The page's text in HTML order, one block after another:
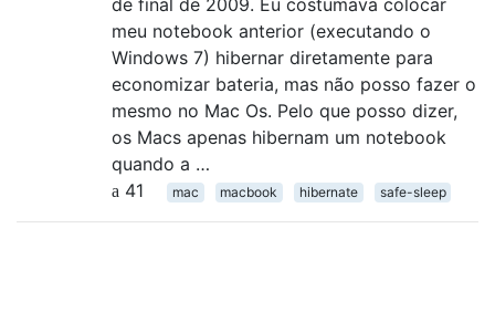
de final de 2009. Eu costumava colocar
meu notebook anterior (executando o
Windows 7) hibernar diretamente para
economizar bateria, mas não posso fazer o
mesmo no Mac Os. Pelo que posso dizer,
os Macs apenas hibernam um notebook
quando a …
41
mac macbook hibernate safe-sleep